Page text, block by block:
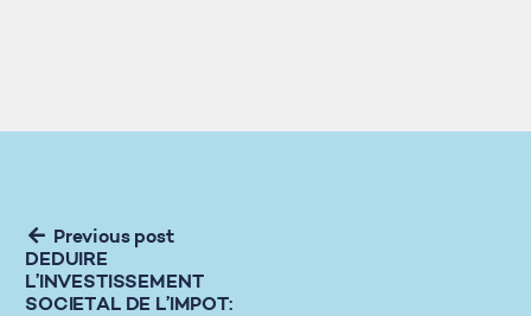
Previous post
DEDUIRE
L’INVESTISSEMENT
SOCIETAL DE L’IMPOT: